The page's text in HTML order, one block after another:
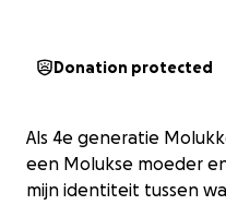
Donation protected
Als 4e generatie
een Molukse moeder
mijn identiteit tussen